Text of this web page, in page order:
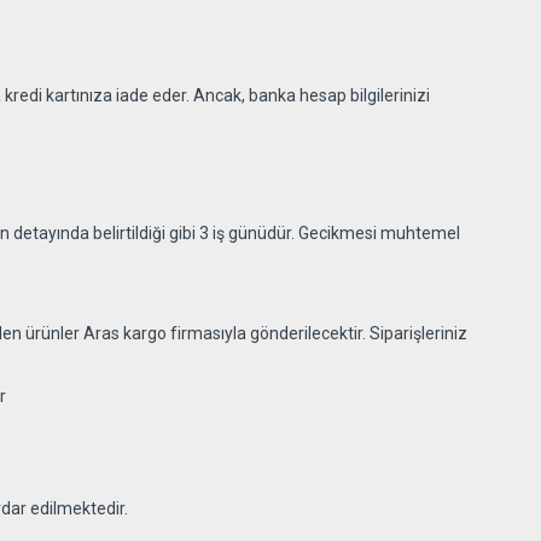
kartınıza iade eder. Ancak, banka hesap bilgilerinizi
belirtildiği gibi 3 iş günüdür. Gecikmesi muhtemel
ürünler Aras kargo firmasıyla gönderilecektir. Siparişleriniz
edilmektedir.